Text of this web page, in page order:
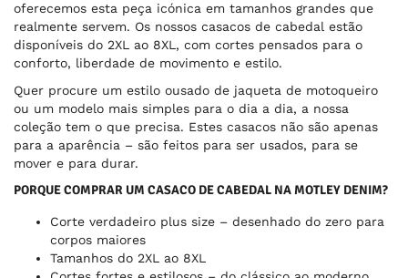
oferecemos esta peça icónica em tamanhos grandes que
realmente servem. Os nossos casacos de cabedal estão
disponíveis do 2XL ao 8XL, com cortes pensados para o
conforto, liberdade de movimento e estilo.
Quer procure um estilo ousado de jaqueta de motoqueiro
ou um modelo mais simples para o dia a dia, a nossa
coleção tem o que precisa. Estes casacos não são apenas
para a aparência – são feitos para ser usados, para se
mover e para durar.
PORQUE COMPRAR UM CASACO DE CABEDAL NA MOTLEY DENIM?
Corte verdadeiro plus size – desenhado do zero para
corpos maiores
Tamanhos do 2XL ao 8XL